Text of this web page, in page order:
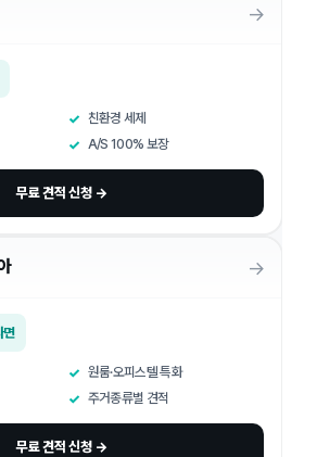
→
친환경 세제
A/S 100% 보장
무료 견적 신청 →
→
면
원룸·오피스텔 특화
주거종류별 견적
무료 견적 신청 →